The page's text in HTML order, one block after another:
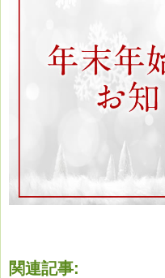
関連記事: